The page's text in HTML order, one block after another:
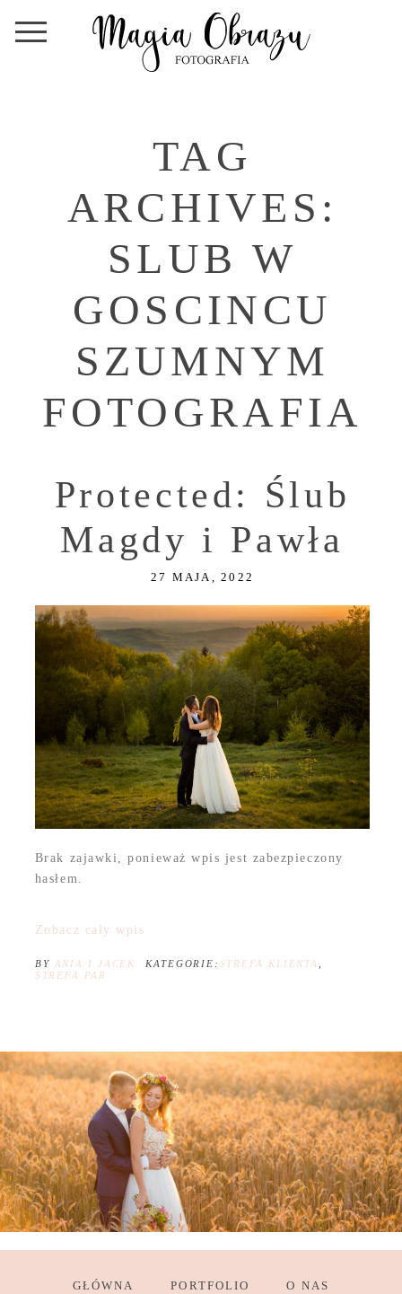
TAG
ARCHIVES:
SLUB W
GOSCINCU
SZUMNYM
FOTOGRAFIA
Protected: Ślub
Magdy i Pawła
27 MAJA, 2022
Brak zajawki, ponieważ wpis jest zabezpieczony
hasłem.
Zobacz cały wpis
BY ANIA I JACEK KATEGORIE: STREFA KLIENTA
STREFA PAR
GŁÓWNA PORTFOLIO O NAS